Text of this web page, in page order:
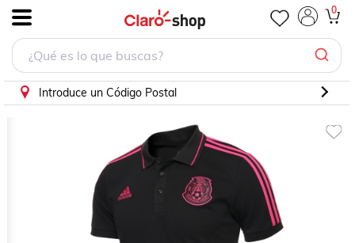
0
Introduce un Código Postal
PLAYERA POLO ADIDAS SELECION MEXICANA